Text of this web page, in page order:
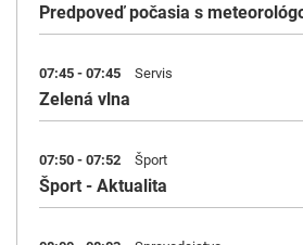
Predpoveď počasia s
07:45 - 07:45 Servis
Zelená vlna
07:50 - 07:52 Šport
Šport - Aktualita